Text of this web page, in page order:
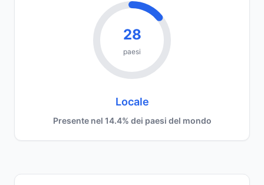
28
paesi
Locale
Presente nel 14.4% dei paesi del mondo